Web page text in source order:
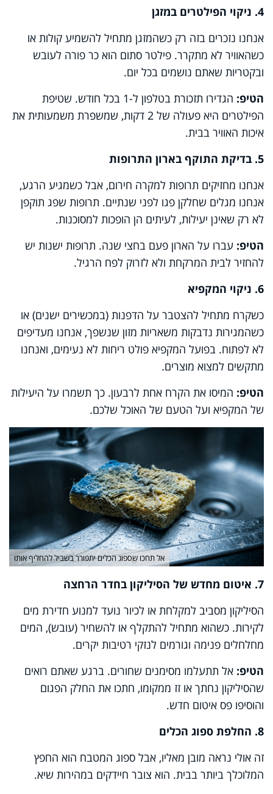
4. ניקוי הפילטרים במזגן
אנחנו נזכרים בזה רק כשהמזגן מתחיל להשמיע קולות או
כשהאוויר לא מתקרר. פילטר סתום הוא כר פורה לעובש
ובקטריות שאתם נושמים בכל יום.
הטיפ:
הגדירו תזכורת בטלפון ל-1 בכל חודש. שטיפת
הפילטרים היא פעולה של 2 דקות, שמשפרת משמעותית את
איכות האוויר בבית.
5. בדיקת התוקף בארון התרופות
אנחנו מחזיקים תרופות למקרה חירום, אבל כשמגיע הרגע,
אנחנו מגלים שחלקן פגו לפני שנתיים. תרופות שפג תוקפן
לא רק שאינן יעילות, לעיתים הן הופכות למסוכנות.
הטיפ: עברו על הארון פעם בחצי שנה. תרופות ישנות יש
להחזיר לבית המרקחת ולא לזרוק לפח הרגיל.
6. ניקוי המקפיא
כשקרח מתחיל להצטבר על הדפנות (במכשירים ישנים) או
כשהמגירות נדבקות משאריות מזון שנשפך, אנחנו מעדיפים
לא לפתוח. בפועל המקפיא פולט ריחות לא נעימים, ואנחנו
מתקשים למצוא מוצרים.
הטיפ: המיסו את הקרח אחת לרבעון. כך תשמרו על היעילות
של המקפיא ועל הטעם של האוכל שלכם.
אל תחכו שספוג הכלים יתפורר בשביל להחליף אותו
7. איטום מחדש של הסיליקון בחדר הרחצה
הסיליקון מסביב למקלחת או לכיור נועד למנוע חדירת מים
לקירות. כשהוא מתחיל להתקלף או להשחיר (עובש), המים
מחלחלים פנימה וגורמים לנזקי רטיבות יקרים.
הטיפ: אל תתעלמו מסימנים שחורים. ברגע שאתם רואים
שהסיליקון נחתך או זז ממקומו, חתכו את החלק הפגום
והוסיפו פס איטום חדש.
8. החלפת ספוג הכלים
זה אולי נראה מובן מאליו, אבל ספוג המטבח הוא החפץ
המלוכלך ביותר בבית. הוא צובר חיידקים במהירות שיא.